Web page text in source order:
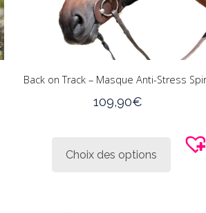
Back on Track – Masque Anti-Stress
109,90€
Choix des options
produit